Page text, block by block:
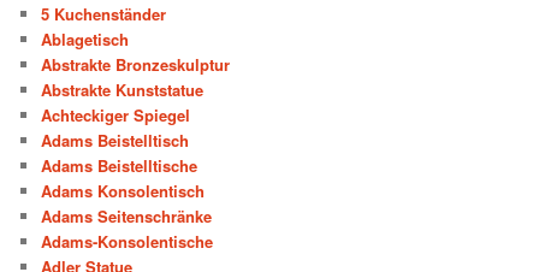
5 Kuchenständer
Ablagetisch
Abstrakte Bronzeskulptur
Abstrakte Kunststatue
Achteckiger Spiegel
Adams Beistelltisch
Adams Beistelltische
Adams Konsolentisch
Adams Seitenschränke
Adams-Konsolentische
Adler Statue